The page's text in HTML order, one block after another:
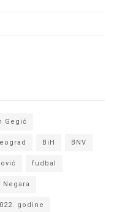
Gegić
BiH BNV
fudbal
Negara
godine